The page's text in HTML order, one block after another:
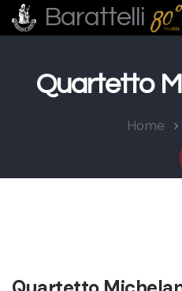
Barattelli
Quartetto
Home